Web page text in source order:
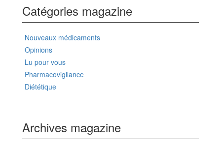
Catégories magazine
Nouveaux médicaments
Opinions
Lu pour vous
Pharmacovigilance
Diététique
Archives magazine